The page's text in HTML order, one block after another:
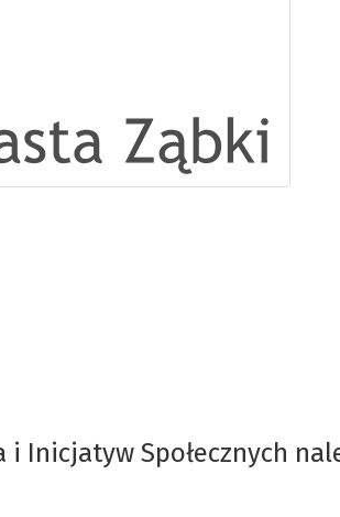
i Inicjatyw Społecznych